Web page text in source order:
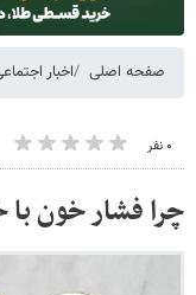
صفحه اصلی اخبار
۰ نفر
چرا فشار خون